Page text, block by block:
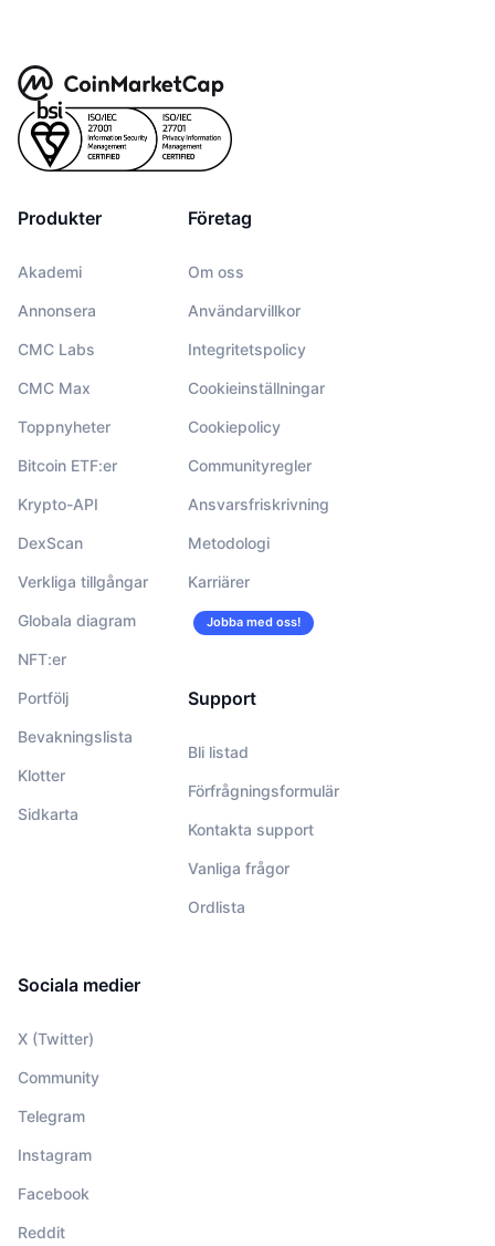
Produkter
Akademi
Annonsera
CMC Labs
CMC Max
Toppnyheter
Bitcoin ETF:er
Krypto-API
DexScan
Verkliga tillgångar
Globala diagram
NFT:er
Portfölj
Bevakningslista
Klotter
Sidkarta
Företag
Om oss
Användarvillkor
Integritetspolicy
Cookieinställningar
Cookiepolicy
Communityregler
Ansvarsfriskrivning
Metodologi
Karriärer
Jobba med oss!
Support
Bli listad
Förfrågningsformulär
Kontakta support
Vanliga frågor
Ordlista
Sociala medier
X (Twitter)
Community
Telegram
Instagram
Facebook
Reddit